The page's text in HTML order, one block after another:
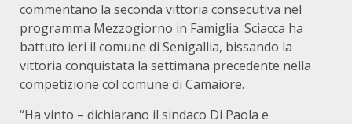
commentano la seconda vittoria consecutiva nel
programma Mezzogiorno in Famiglia. Sciacca ha
battuto ieri il comune di Senigallia, bissando la
vittoria conquistata la settimana precedente nella
competizione col comune di Camaiore.
“Ha vinto – dichiarano il sindaco Di Paola e